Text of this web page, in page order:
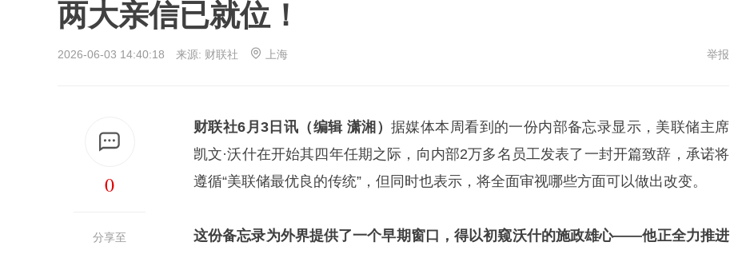
两大亲信已就位！
2026-06-03 14:40:18 来源: 财联社 上海 举报
0
分享至
财联社6月3日讯（编辑 潇湘）据媒体本周看到的一份内部备忘录显示，美联储主席
凯文·沃什在开始其四年任期之际，向内部2万多名员工发表了一封开篇致辞，承诺将
遵循“美联储最优良的传统”，但同时也表示，将全面审视哪些方面可以做出改变。
这份备忘录为外界提供了一个早期窗口，得以初窥沃什的施政雄心——他正全力推进